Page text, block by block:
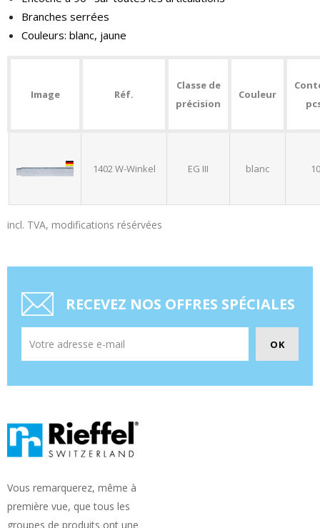
Branches serrées
Couleurs: blanc, jaune
Image Réf.
Classe de
précision
Couleur
1402 W-Winkel EG III blanc 10
incl. TVA, modifications résérvées
RECEVEZ NOS OFFRES SPÉCIALES
Vous remarquerez, même à
première vue, que tous les
groupes de produits ont une